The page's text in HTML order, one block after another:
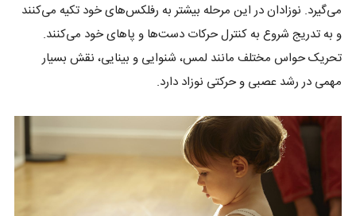
می‌گیرد. نوزادان در این مرحله بیشتر به رفلکس‌های خود تکیه می‌کنند
و به تدریج شروع به کنترل حرکات دست‌ها و پاهای خود می‌کنند.
تحریک حواس مختلف مانند لمس، شنوایی و بینایی، نقش بسیار
مهمی در رشد عصبی و حرکتی نوزاد دارد.